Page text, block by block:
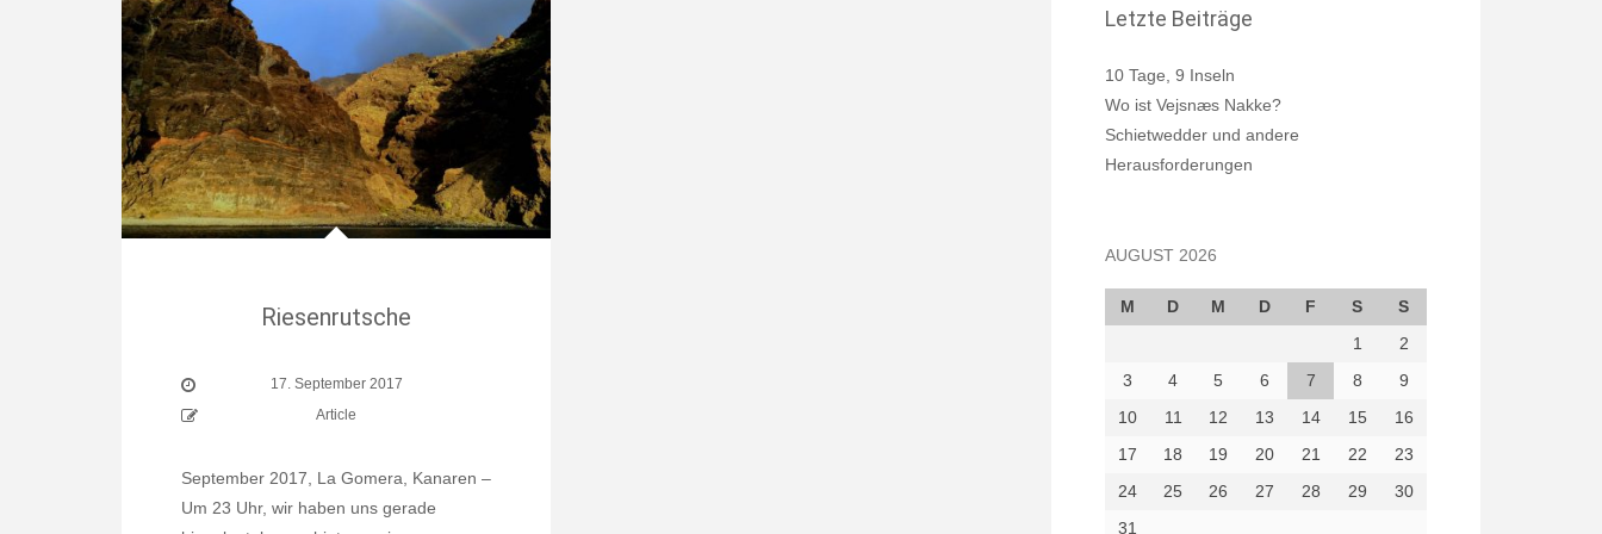
Riesenrutsche
17. September 2017
Article
September 2017, La Gomera, Kanaren –
Um 23 Uhr, wir haben uns gerade
Letzte Beiträge
10 Tage, 9 Inseln
Wo ist Vejsnæs Nakke?
Schietwedder und andere
Herausforderungen
AUGUST 2026
M D M D F S
S
1
2
3
4 5 6 7 8
9
10
11 12 13 14 15
16
17
18 19 20 21 22
23
24
25 26 27 28 29
30
31